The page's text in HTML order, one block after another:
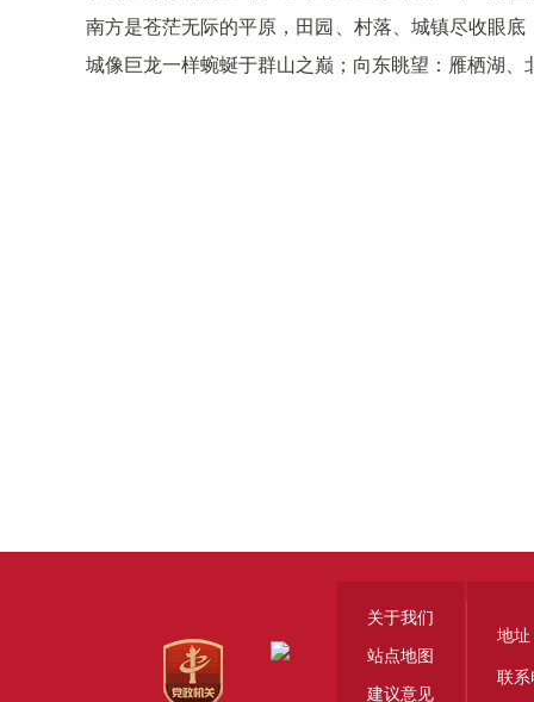
南方是苍茫无际的平原，田园、村落、城镇尽收眼
城像巨龙一样蜿蜒于群山之巅；向东眺望：雁栖湖
关于我们
站点地图
建议意见
地
联